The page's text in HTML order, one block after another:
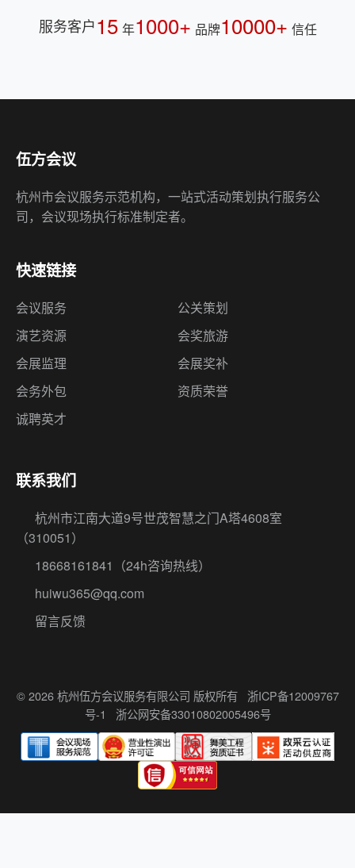
服务客户15 年1000+ 品牌10000+ 信任
伍方会议
杭州市会议服务示范机构，一站式活动策划执行服务公
司，会议现场执行标准制定者。
快速链接
会议服务
公关策划
演艺资源
会奖旅游
会展监理
会展奖补
会务外包
资质荣誉
诚聘英才
联系我们
杭州市江南大道9号世茂智慧之门A塔4608室
（310051）
18668161841
（24h咨询热线）
huiwu365@qq.com
留言反馈
© 2026 杭州伍方会议服务有限公司 版权所有 浙ICP备12009767
号-1
浙公网安备33010802005496号